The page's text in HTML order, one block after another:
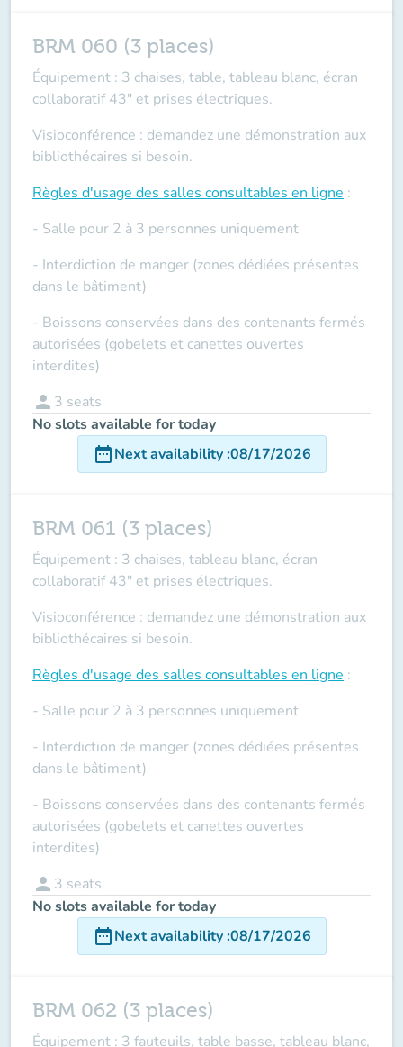
BRM 060 (3 places)
Équipement : 3 chaises, table, tableau blanc, écran
collaboratif 43" et prises électriques.
Visioconférence : demandez une démonstration aux
bibliothécaires si besoin.
Règles d'usage des salles consultables en ligne :
- Salle pour 2 à 3 personnes uniquement
- Interdiction de manger (zones dédiées présentes
dans le bâtiment)
- Boissons conservées dans des contenants fermés
autorisées (gobelets et canettes ouvertes
interdites)
person 3 seats
No slots available for today
date_rangeNext availability:08/17/2026
BRM 061 (3 places)
Équipement : 3 chaises, tableau blanc, écran
collaboratif 43" et prises électriques.
Visioconférence : demandez une démonstration aux
bibliothécaires si besoin.
Règles d'usage des salles consultables en ligne :
- Salle pour 2 à 3 personnes uniquement
- Interdiction de manger (zones dédiées présentes
dans le bâtiment)
- Boissons conservées dans des contenants fermés
autorisées (gobelets et canettes ouvertes
interdites)
person 3 seats
No slots available for today
date_rangeNext availability:08/17/2026
BRM 062 (3 places)
Équipement : 3 fauteuils, table basse, tableau blanc,